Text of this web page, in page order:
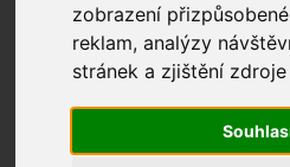
zobrazení
reklam, analýzy
stránek a zjištění